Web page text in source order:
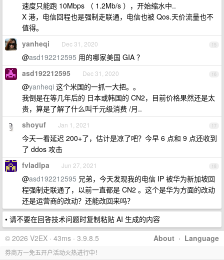
速度只能跑 10Mbps （ 1.2Mb/s ），开始缩水中..
X 港，电信回程也是强制走联通，电信也被 Qos.天价流量也不
值得。
15
yanheqi Dec 31, 2020
@asd192212595 用的哪家美国 GIA ？
16
asd192212595 Dec 31, 2020
@yanheqi 这个米国的一抓一大把。。
我倒是在等几年后的 日本或韩国的 CN2，目前价格果然还是太
贵，算是了解了什么叫千元级消费 /月..
17
shoyuf Jan 1, 2021
今天一看延迟 200+了，估计是凉了吧？今早 6 点和 9 点还收到
了 ddos 攻击
18
fvladlpa Jun 27, 2021
@asd192212595 兄弟，今天发现我的电信 IP 被华为新加坡回
程强制走联通了，以前一直都是 CN2 。这个是华为方面的改动
还是运营商的改动？还能改回来吗？
• 请不要在回答技术问题时复制粘贴 AI 生成的内容
About · Language
© 2026 V2EX · 43ms · 3.9.8.5
券商万一免五开户活动火热进行中！